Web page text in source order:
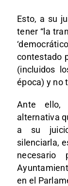
Esto, a su
tener “la
contestado
(incluidos
época) y no
Ante ello,
alternativa
a su
silenciarla,
en el